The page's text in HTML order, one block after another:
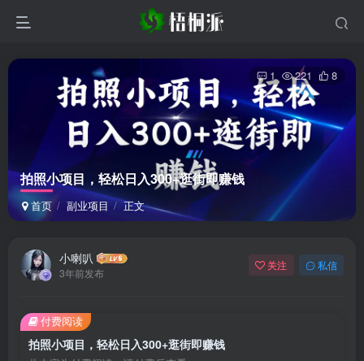
拍照小项目，轻松日入300+逛街即赚钱
首页 副业项目 正文
1 221 8
小喇叭
3年前发布
关注 私信
拍照小项目，轻松日入300+逛街即赚钱
付费阅读